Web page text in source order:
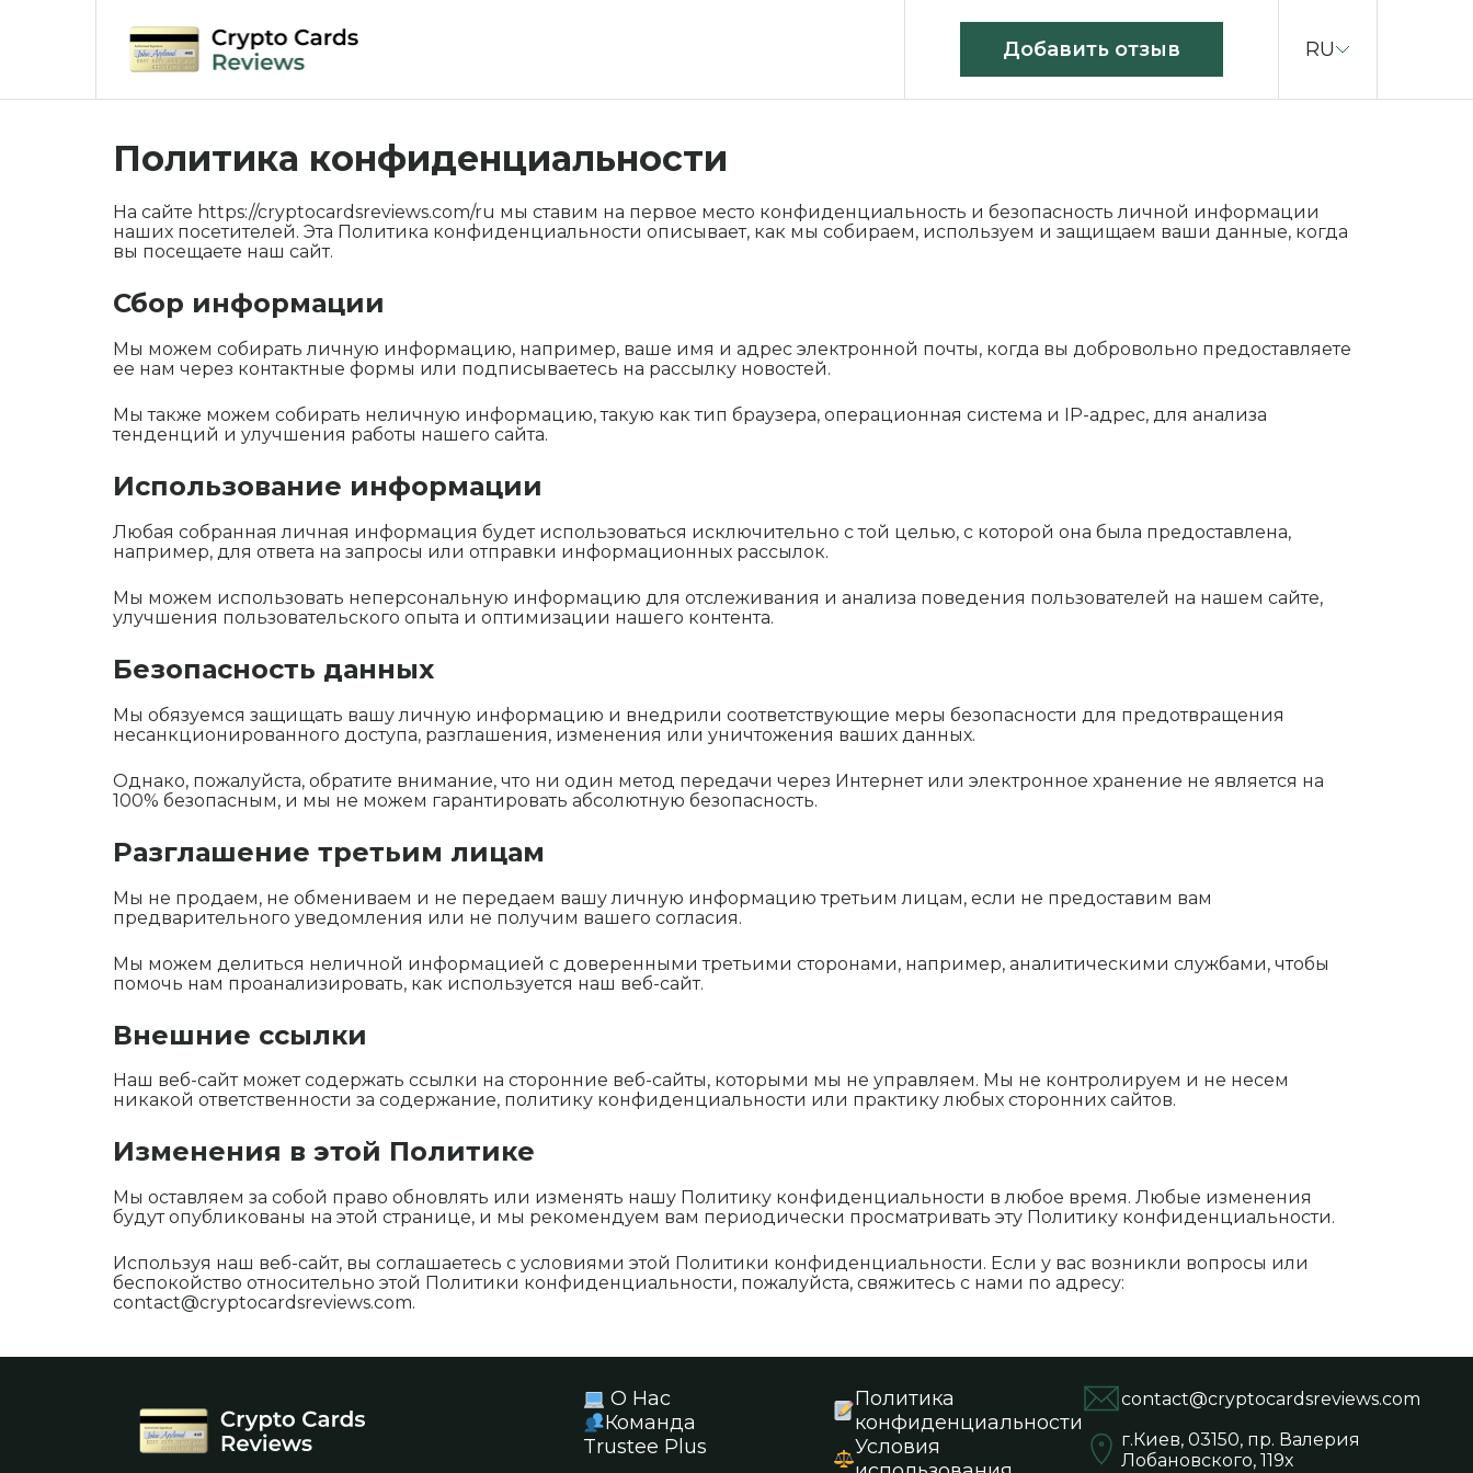
Skip
Добавить отзыв RU
Политика конфиденциальности
На сайте https://cryptocardsreviews.com/ru мы ставим на первое место конфиденциальность и безопасность личной информации
наших посетителей. Эта Политика конфиденциальности описывает, как мы собираем, используем и защищаем ваши данные, когда
вы посещаете наш сайт.
Сбор информации
Мы можем собирать личную информацию, например, ваше имя и адрес электронной почты, когда вы добровольно предоставляете
ее нам через контактные формы или подписываетесь на рассылку новостей.
Мы также можем собирать неличную информацию, такую как тип браузера, операционная система и IP-адрес, для анализа
тенденций и улучшения работы нашего сайта.
Использование информации
Любая собранная личная информация будет использоваться исключительно с той целью, с которой она была предоставлена,
например, для ответа на запросы или отправки информационных рассылок.
Мы можем использовать неперсональную информацию для отслеживания и анализа поведения пользователей на нашем сайте,
улучшения пользовательского опыта и оптимизации нашего контента.
Безопасность данных
Мы обязуемся защищать вашу личную информацию и внедрили соответствующие меры безопасности для предотвращения
несанкционированного доступа, разглашения, изменения или уничтожения ваших данных.
Однако, пожалуйста, обратите внимание, что ни один метод передачи через Интернет или электронное хранение не является на
100% безопасным, и мы не можем гарантировать абсолютную безопасность.
Разглашение третьим лицам
Мы не продаем, не обмениваем и не передаем вашу личную информацию третьим лицам, если не предоставим вам
предварительного уведомления или не получим вашего согласия.
Мы можем делиться неличной информацией с доверенными третьими сторонами, например, аналитическими службами, чтобы
помочь нам проанализировать, как используется наш веб-сайт.
Внешние ссылки
Наш веб-сайт может содержать ссылки на сторонние веб-сайты, которыми мы не управляем. Мы не контролируем и не несем
никакой ответственности за содержание, политику конфиденциальности или практику любых сторонних сайтов.
Изменения в этой Политике
Мы оставляем за собой право обновлять или изменять нашу Политику конфиденциальности в любое время. Любые изменения
будут опубликованы на этой странице, и мы рекомендуем вам периодически просматривать эту Политику конфиденциальности.
Используя наш веб-сайт, вы соглашаетесь с условиями этой Политики конфиденциальности. Если у вас возникли вопросы или
беспокойство относительно этой Политики конфиденциальности, пожалуйста, свяжитесь с нами по адресу:
contact@cryptocardsreviews.com.
О Нас
Команда
Trustee Plus
Политика
конфиденциальности
Условия
contact@cryptocardsreviews.com
г.Киев, 03150, пр. Валерия
Лобановского, 119х